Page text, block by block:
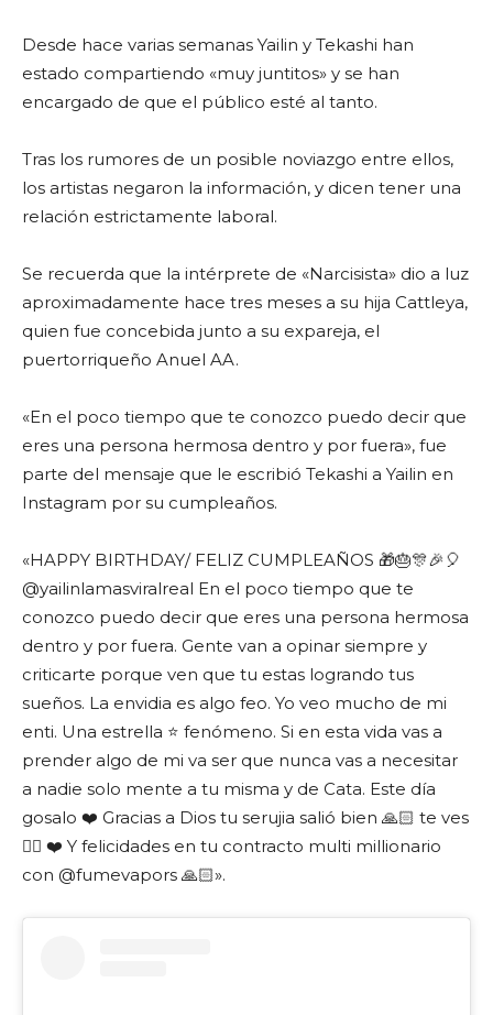
Desde hace varias semanas Yailin y Tekashi han
estado compartiendo «muy juntitos» y se han
encargado de que el público esté al tanto.
Tras los rumores de un posible noviazgo entre ellos,
los artistas negaron la información, y dicen tener una
relación estrictamente laboral.
Se recuerda que la intérprete de «Narcisista» dio a luz
aproximadamente hace tres meses a su hija Cattleya,
quien fue concebida junto a su expareja, el
puertorriqueño Anuel AA.
«En el poco tiempo que te conozco puedo decir que
eres una persona hermosa dentro y por fuera», fue
parte del mensaje que le escribió Tekashi a Yailin en
Instagram por su cumpleaños.
«HAPPY BIRTHDAY/ FELIZ CUMPLEAÑOS 🎁🎂🎊🎉🎈
@yailinlamasviralreal En el poco tiempo que te
conozco puedo decir que eres una persona hermosa
dentro y por fuera. Gente van a opinar siempre y
criticarte porque ven que tu estas logrando tus
sueños. La envidia es algo feo. Yo veo mucho de mi
enti. Una estrella ⭐️ fenómeno. Si en esta vida vas a
prender algo de mi va ser que nunca vas a necesitar
a nadie solo mente a tu misma y de Cata. Este día
gosalo ❤️ Gracias a Dios tu serujia salió bien 🙏🏻 te ves
👌🏻 ❤️ Y felicidades en tu contracto multi millionario
con @fumevapors 🙏🏻».